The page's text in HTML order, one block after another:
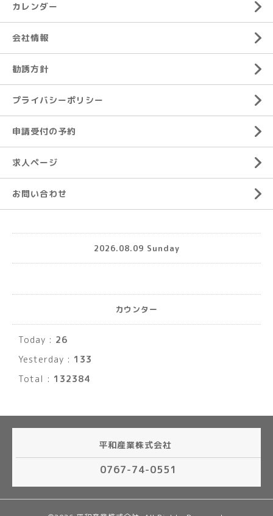
カレンダー
会社情報
勧誘方針
プライバシーポリシー
申請受付の予約
求人ページ
お問い合わせ
2026.08.09 Sunday
カウンター
Today : 26
Yesterday : 133
Total : 132384
平和産業株式会社
0767-74-0551